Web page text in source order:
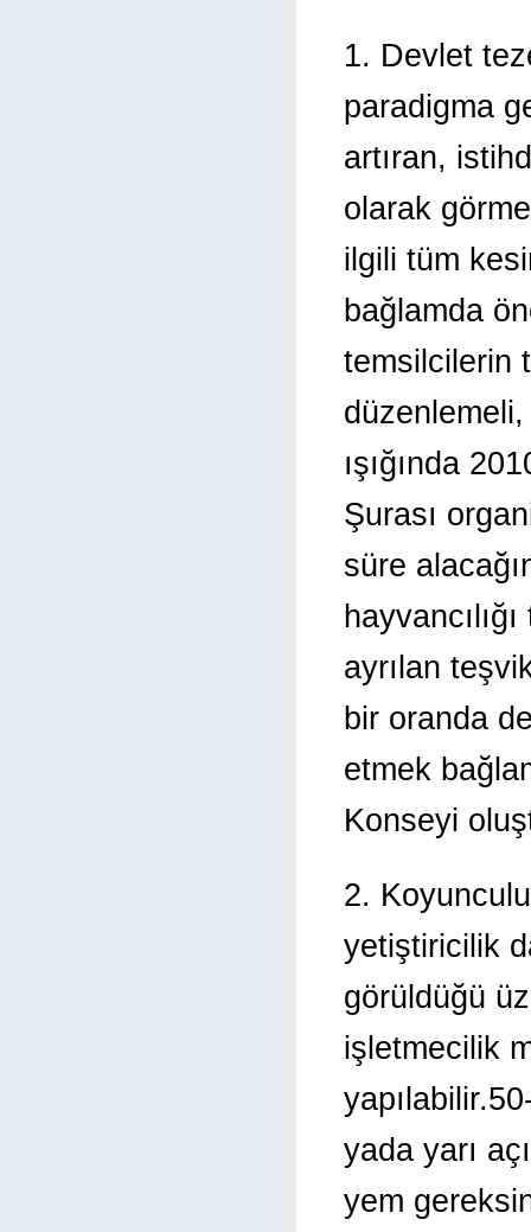
1. Devlet
paradigma
artıran,
olarak
ilgili tüm
bağlamda
temsilcilerin
ışığında
Şurası
süre
ayrılan
bir oranda
etmek
Konseyi
2.
yetiştiricilik
görüldüğü
işletmecilik
yada yarı
yem